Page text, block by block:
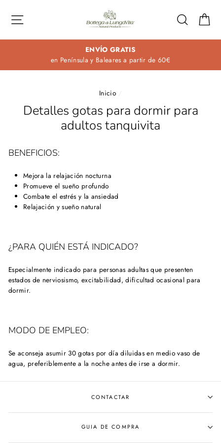
directamente
Buscar
ENVÍO GRATIS
en Península y Baleares a partir de 60€
Inicio /
Detalles gotas para dormir para
adultos tanquivita
BENEFICIOS:
Mejora la relajación nocturna
Promueve el sueño profundo
Combate el estrés y la ansiedad
Relajación y sueño natural
¿PARA QUIÉN ESTÁ INDICADO?
Especialmente indicado para personas adultas que presenten
estados de nerviosismo, excitabilidad, dificultad ocasional para
dormir.
MODO DE EMPLEO:
Se aconseja asumir 30 gotas por día diluidas en medio vaso de
agua, preferiblemente a la noche antes de irse a dormir.
CONTACTAR
GUIA DE COMPRA